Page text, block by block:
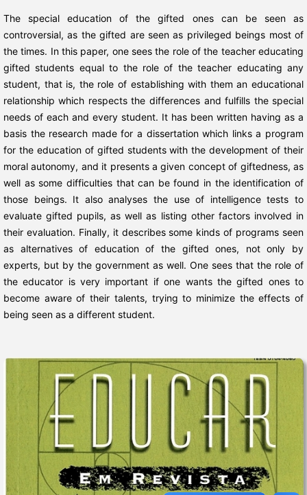
The special education of the gifted ones can be seen as
controversial, as the gifted are seen as privileged beings most of
the times. In this paper, one sees the role of the teacher educating
gifted students equal to the role of the teacher educating any
student, that is, the role of establishing with them an educational
relationship which respects the differences and fulfills the special
needs of each and every student. It has been written having as a
basis the research made for a dissertation which links a program
for the education of gifted students with the development of their
moral autonomy, and it presents a given concept of giftedness, as
well as some difficulties that can be found in the identification of
those beings. It also analyses the use of intelligence tests to
evaluate gifted pupils, as well as listing other factors involved in
their evaluation. Finally, it describes some kinds of programs seen
as alternatives of education of the gifted ones, not only by
experts, but by the government as well. One sees that the role of
the educator is very important if one wants the gifted ones to
become aware of their talents, trying to minimize the effects of
being seen as a different student.